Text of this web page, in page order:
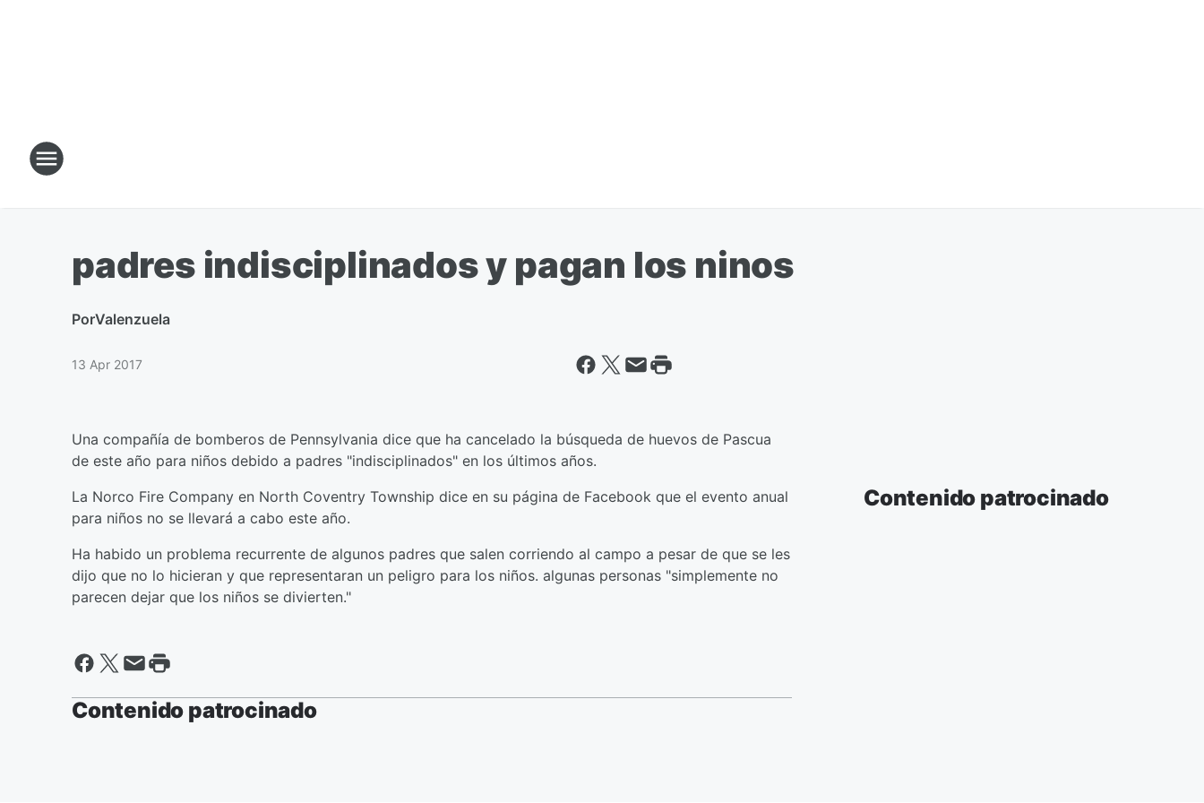
padres indisciplinados y pagan los ninos
PorValenzuela
13 Apr 2017
Una compañía de bomberos de Pennsylvania dice que ha cancelado la búsqueda de huevos de Pascua
de este año para niños debido a padres "indisciplinados" en los últimos años.
La Norco Fire Company en North Coventry Township dice en su página de Facebook que el evento anual
para niños no se llevará a cabo este año.
Ha habido un problema recurrente de algunos padres que salen corriendo al campo a pesar de que se les
dijo que no lo hicieran y que representaran un peligro para los niños. algunas personas "simplemente no
parecen dejar que los niños se divierten."
Contenido patrocinado
Contenido patrocinado